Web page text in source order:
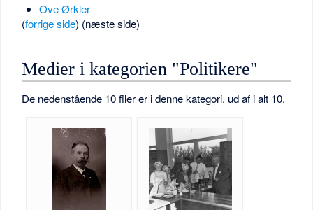
Ove Ørkler
(forrige side) (næste side)
Medier i kategorien "Politikere"
De nedenstående 10 filer er i denne kategori, ud af i alt 10.